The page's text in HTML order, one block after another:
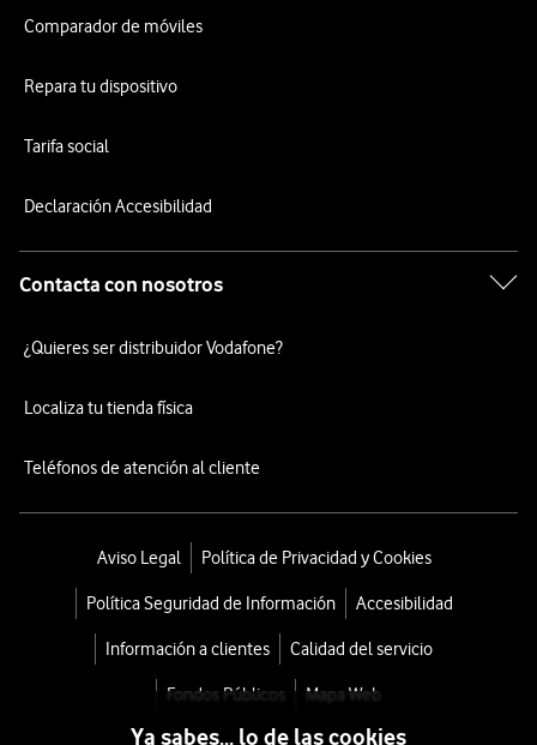
Comparador de móviles
Repara tu dispositivo
Tarifa social
Declaración Accesibilidad
Contacta con nosotros
¿Quieres ser distribuidor Vodafone?
Localiza tu tienda física
Teléfonos de atención al cliente
Aviso Legal Política de Privacidad y Cookies
Política Seguridad de Información Accesibilidad
Información a clientes Calidad del servicio
Fondos Públicos Mapa Web
Ya sabes... lo de las cookies